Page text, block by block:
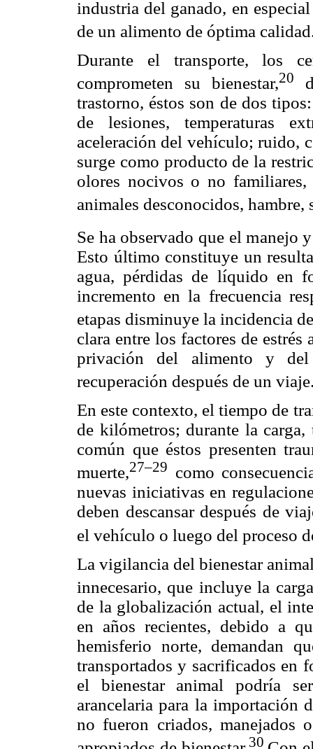
industria del ganado, en
de un alimento de óptima
Durante el transporte, los
comprometen su bienestar,20
trastorno, éstos son de dos
de lesiones, temperaturas
aceleración del vehículo; ruido,
surge como producto de la
olores nocivos o no familiares,
animales desconocidos, hambre,
Se ha observado que el manejo
Esto último constituye un
agua, pérdidas de líquido en
incremento en la frecuencia
etapas disminuye la incidencia
clara entre los factores de
privación del alimento y
recuperación después de un
En este contexto, el tiempo de
de kilómetros; durante la carga,
común que éstos presenten
muerte,27–29 como
nuevas iniciativas en
deben descansar después de
el vehículo o luego del proceso
La vigilancia del bienestar
innecesario, que incluye la
de la globalización actual, el
en años recientes, debido a
hemisferio norte, demandan
transportados y sacrificados en
el bienestar animal podría
arancelaria para la importación
no fueron criados, manejados
30